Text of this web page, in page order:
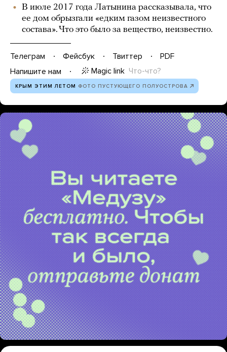
В июле 2017 года Латынина рассказывала, что
ее дом обрызгали «едким газом неизвестного
состава». Что это было за вещество, неизвестно.
Телеграм Фейсбук Твиттер
PDF
Напишите нам
Magic link Что-что?
КРЫМ ЭТИМ ЛЕТОМ ФОТО ПУСТУЮЩЕГО ПОЛУОСТРОВА